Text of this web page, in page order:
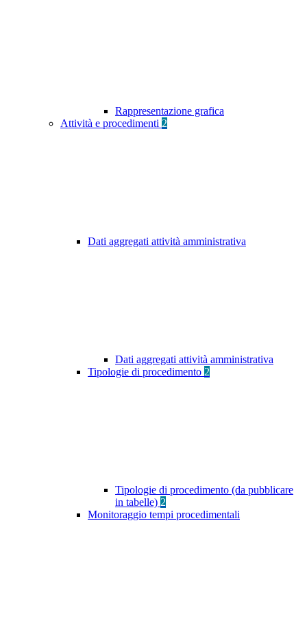
Rappresentazione grafica
Attività e procedimenti 2
Dati aggregati attività amministrativa
Dati aggregati attività amministrativa
Tipologie di procedimento 2
Tipologie di procedimento (da pubblicare
in tabelle) 2
Monitoraggio tempi procedimentali